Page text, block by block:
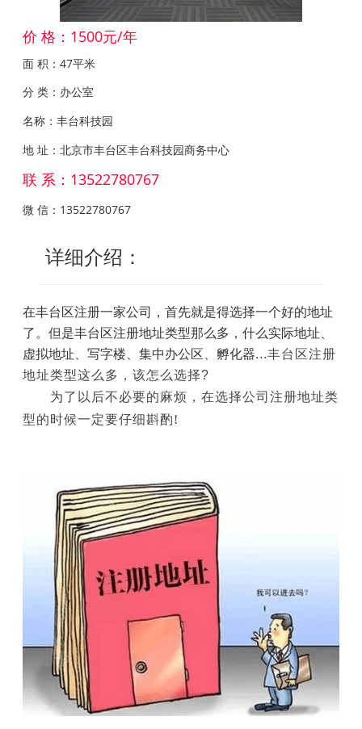
价 格：1500元/年
面 积：47平米
分 类：办公室
名称：丰台科技园
地 址：北京市丰台区丰台科技园商务中心
联 系：13522780767
微 信：13522780767
详细介绍：
在丰台区注册一家公司，首先就是得选择一个好的地址
了。但是丰台区注册地址类型那么多，什么实际地址、
虚拟地址、写字楼、集中办公区、孵化器...丰台区注册
地址类型这么多，该怎么选择?
为了以后不必要的麻烦，在选择公司注册地址类
型的时候一定要仔细斟酌!